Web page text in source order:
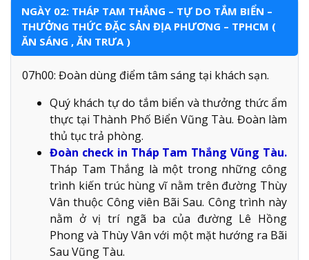
NGÀY 02: THÁP TAM THẮNG – TỰ DO TẮM BIỂN –
THƯỞNG THỨC ĐẶC SẢN ĐỊA PHƯƠNG – TPHCM (
ĂN SÁNG , ĂN TRƯA )
07h00: Đoàn dùng điểm tâm sáng tại khách sạn.
Quý khách tự do tắm biển và thưởng thức ẩm
thực tại Thành Phố Biển Vũng Tàu. Đoàn làm
thủ tục trả phòng.
Đoàn check in Tháp Tam Thắng Vũng Tàu.
Tháp Tam Thắng là một trong những công
trình kiến trúc hùng vĩ nằm trên đường Thùy
Vân thuộc Công viên Bãi Sau. Công trình này
nằm ở vị trí ngã ba của đường Lê Hồng
Phong và Thùy Vân với một mặt hướng ra Bãi
Sau Vũng Tàu.